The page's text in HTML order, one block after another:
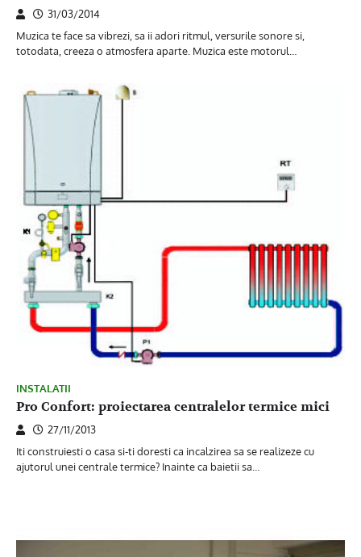
31/03/2014
Muzica te face sa vibrezi, sa ii adori ritmul, versurile sonore si,
totodata, creeza o atmosfera aparte. Muzica este motorul…
INSTALATII
Pro Confort: proiectarea centralelor termice mici
27/11/2013
Iti construiesti o casa si-ti doresti ca incalzirea sa se realizeze cu
ajutorul unei centrale termice? Inainte ca baietii sa…